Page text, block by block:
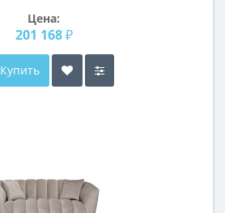
Цена:
201 168 ₽
Купить